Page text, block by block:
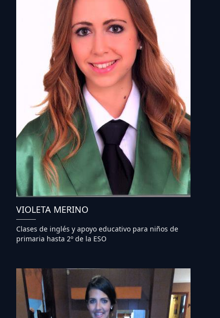
VIOLETA MERINO
Clases de inglés y apoyo educativo para niños de
primaria hasta 2º de la ESO